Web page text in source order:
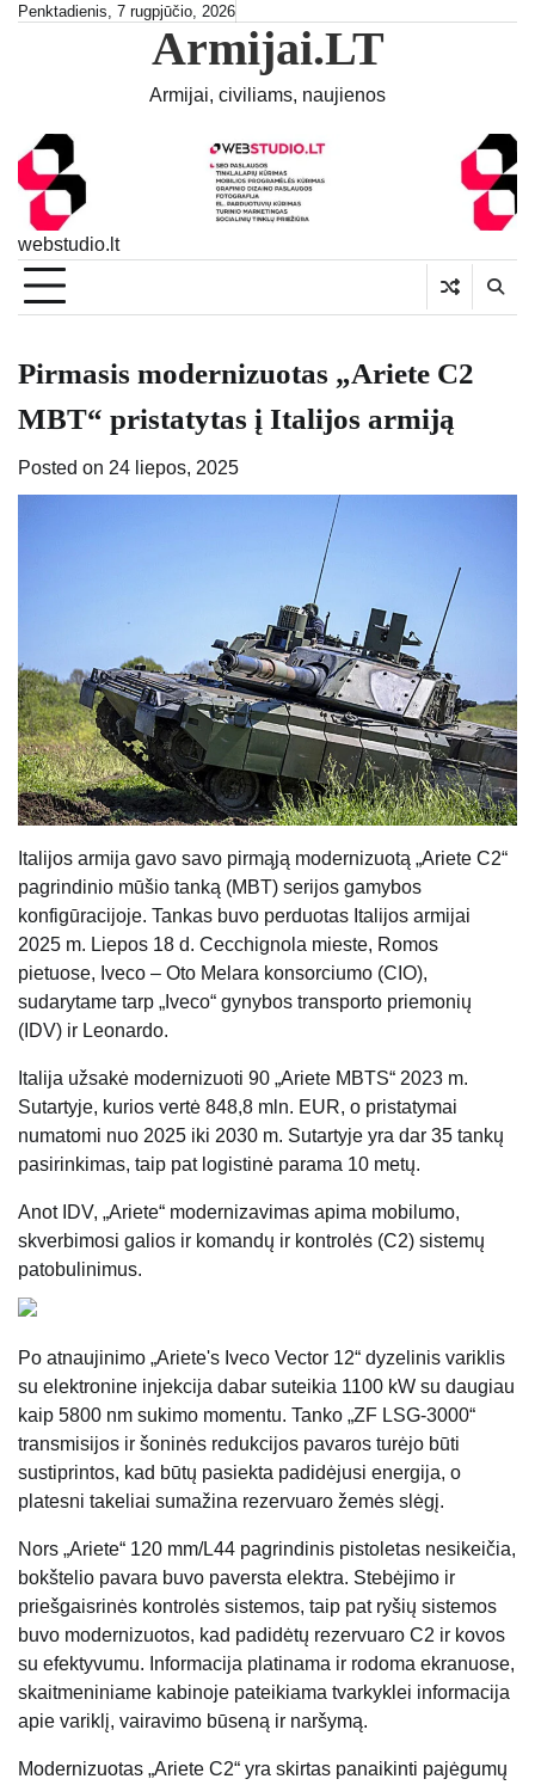
SkipPenktadienis, 7 rugpjūčio, 2026
Armijai.LT
Armijai, civiliams, naujienos
webstudio.lt
Pirmasis modernizuotas „Ariete C2
MBT“ pristatytas į Italijos armiją
Posted on 24 liepos, 2025
Italijos armija gavo savo pirmąją modernizuotą „Ariete C2“
pagrindinio mūšio tanką (MBT) serijos gamybos
konfigūracijoje. Tankas buvo perduotas Italijos armijai
2025 m. Liepos 18 d. Cecchignola mieste, Romos
pietuose, Iveco – Oto Melara konsorciumo (CIO),
sudarytame tarp „Iveco“ gynybos transporto priemonių
(IDV) ir Leonardo.
Italija užsakė modernizuoti 90 „Ariete MBTS“ 2023 m.
Sutartyje, kurios vertė 848,8 mln. EUR, o pristatymai
numatomi nuo 2025 iki 2030 m. Sutartyje yra dar 35 tankų
pasirinkimas, taip pat logistinė parama 10 metų.
Anot IDV, „Ariete“ modernizavimas apima mobilumo,
skverbimosi galios ir komandų ir kontrolės (C2) sistemų
patobulinimus.
Po atnaujinimo „Ariete's Iveco Vector 12“ dyzelinis variklis
su elektronine injekcija dabar suteikia 1100 kW su daugiau
kaip 5800 nm sukimo momentu. Tanko „ZF LSG-3000“
transmisijos ir šoninės redukcijos pavaros turėjo būti
sustiprintos, kad būtų pasiekta padidėjusi energija, o
platesni takeliai sumažina rezervuaro žemės slėgį.
Nors „Ariete“ 120 mm/L44 pagrindinis pistoletas nesikeičia,
bokštelio pavara buvo paversta elektra. Stebėjimo ir
priešgaisrinės kontrolės sistemos, taip pat ryšių sistemos
buvo modernizuotos, kad padidėtų rezervuaro C2 ir kovos
su efektyvumu. Informacija platinama ir rodoma ekranuose,
skaitmeniniame kabinoje pateikiama tvarkyklei informacija
apie variklį, vairavimo būseną ir naršymą.
Modernizuotas „Ariete C2“ yra skirtas panaikinti pajėgumų